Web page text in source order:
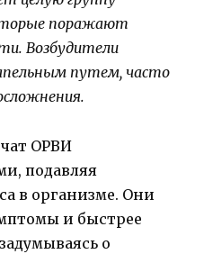
поражают
Возбудители
путем, часто
ОРВИ
подавляя
в организме. Они
и быстрее
о